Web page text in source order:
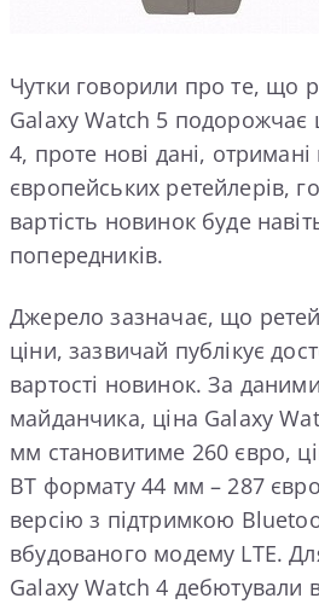
Чутки говорили про те, що
Galaxy Watch 5
4, проте нові дані, отримані
європейських ретейлерів,
вартість новинок буде
попередників.
Джерело зазначає, що
ціни, зазвичай публікує
вартості новинок. За
майданчика, ціна Galaxy
мм становитиме 260 євро,
BT формату 44 мм – 287
версію з підтримкою
вбудованого модему LTE.
Galaxy Watch 4 дебютували